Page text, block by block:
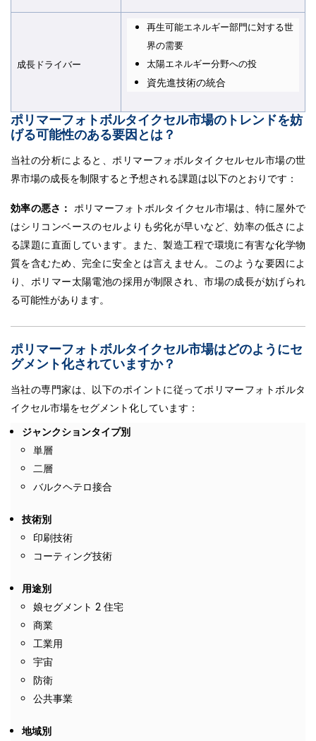
成長ドライバー
再生可能エネルギー部門に対する世
界の需要
太陽エネルギー分野への投
資先進技術の統合
ポリマーフォトボルタイクセル市場のトレンドを妨
げる可能性のある要因とは？
当社の分析によると、ポリマーフォボルタイクセルセル市場の世
界市場の成長を制限すると予想される課題は以下のとおりです：
効率の悪さ： ポリマーフォトボルタイクセル市場は、特に屋外で
はシリコンベースのセルよりも劣化が早いなど、効率の低さによ
る課題に直面しています。また、製造工程で環境に有害な化学物
質を含むため、完全に安全とは言えません。このような要因によ
り、ポリマー太陽電池の採用が制限され、市場の成長が妨げられ
る可能性があります。
ポリマーフォトボルタイクセル市場はどのようにセ
グメント化されていますか？
当社の専門家は、以下のポイントに従ってポリマーフォトボルタ
イクセル市場をセグメント化しています：
ジャンクションタイプ別
単層
二層
バルクヘテロ接合
技術別
印刷技術
コーティング技術
用途別
娘セグメント 2 住宅
商業
工業用
宇宙
防衛
公共事業
地域別